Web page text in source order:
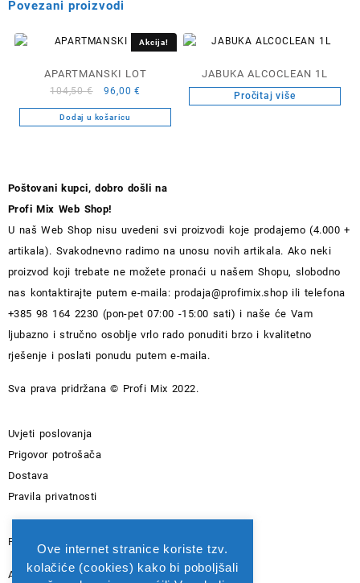
Povezani proizvodi
Akcija!
APARTMANSKI LOT
104,50€
Izvorna
cijena
bila
96,00€
cijena
je:
Dodaj u košaricu
JABUKA ALCOCLEAN 1L
Pročitaj više
Poštovani kupci, dobro došli na
Profi Mix Web Shop!
U naš Web Shop nisu uvedeni svi proizvodi koje prodajemo (4.000 +
artikala). Svakodnevno radimo na unosu novih artikala. Ako neki
proizvod koji trebate ne možete pronaći u našem Shopu, slobodno
nas kontaktirajte putem e-maila:prodaja@profimix.shop ili telefona
+385 98 164 2230 (pon-pet 07:00 -15:00 sati) i naše će Vam
ljubazno i stručno osoblje vrlo rado ponuditi brzo i kvalitetno
rješenje i poslati ponudu putem e-maila.
Sva prava pridržana © Profi Mix 2022.
Uvjeti poslovanja
Prigovor potrošača
Dostava
Pravila privatnosti
PIROVAC PROFI MIX D.O.O. - OIB: 82565742615
Adresa: Kralja Zvonimira 1A 22213 PIROVAC
Ove internet stranice koriste tzv.
kolačiće (cookies) kako bi poboljšali